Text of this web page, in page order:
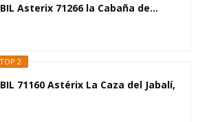
Asterix 71266 la Cabaña de...
2
71160 Astérix La Caza del Jabalí,